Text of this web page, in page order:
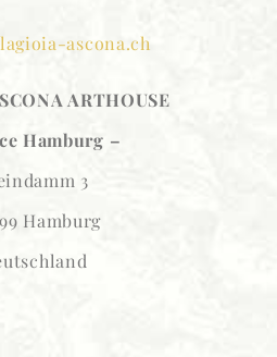
ascona.ch
ARTHOUSE
Hamburg –
3
Hamburg